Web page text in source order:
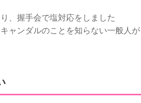
、握手会で塩対応をしました
ャンダルのことを知らない一般人が